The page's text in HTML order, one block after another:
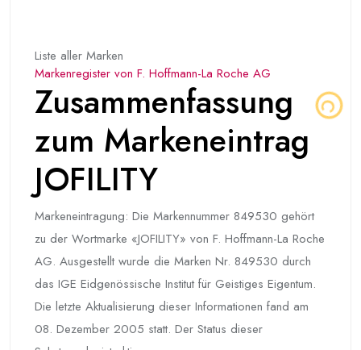
Liste aller Marken
Markenregister von F. Hoffmann-La Roche AG
Zusammenfassung
zum Markeneintrag
JOFILITY
Markeneintragung: Die Markennummer 849530 gehört
zu der Wortmarke «JOFILITY» von F. Hoffmann-La Roche
AG. Ausgestellt wurde die Marken Nr. 849530 durch
das IGE Eidgenössische Institut für Geistiges Eigentum.
Die letzte Aktualisierung dieser Informationen fand am
08. Dezember 2005 statt. Der Status dieser